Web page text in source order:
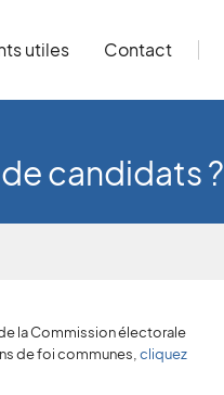
utiles Contact
candidats ?
la Commission électorale
de foi communes, cliquez